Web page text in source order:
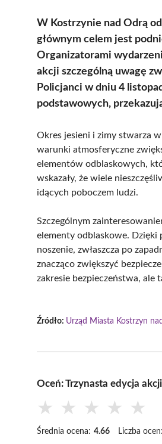
W Kostrzynie nad Odrą
głównym celem jest
Organizatorami
akcji szczególną uwagę
Policjanci w dniu 4
podstawowych,
Okres jesieni i zimy stwarza
warunki atmosferyczne
elementów odblaskowych,
wskazały, że wiele
idących poboczem ludzi.
Szczególnym
elementy odblaskowe. Dzięki
noszenie, zwłaszcza po
znacząco zwiększyć
zakresie bezpieczeństwa,
Źródło: Urząd Miasta Kostrzyn
Oceń: Trzynasta edycja
★ ★ ★ ★ ★
Średnia ocena: 4.66 Liczba ocen: